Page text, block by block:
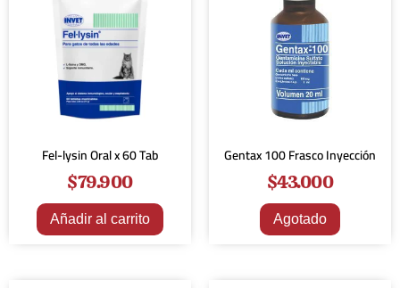
Fel-lysin Oral x 60 Tab
$79.900
Añadir al carrito
Gentax 100 Frasco Inyección
$43.000
Agotado